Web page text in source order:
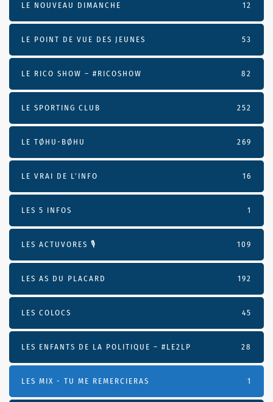
LE NOUVEAU DIMANCHE 12
LE POINT DE VUE DES JEUNES 53
LE RICO SHOW – #RICOSHOW 82
LE SPORTING CLUB 252
LE TØHU-BØHU 269
LE VRAI DE L’INFO 16
LES 5 INFOS 1
LES ACTUVORES 🎙 109
LES AS DU PLACARD 192
LES COLOCS 45
LES ENFANTS DE LA POLITIQUE – #LE2LP 28
LES MIX - TU ME REMERCIERAS 1